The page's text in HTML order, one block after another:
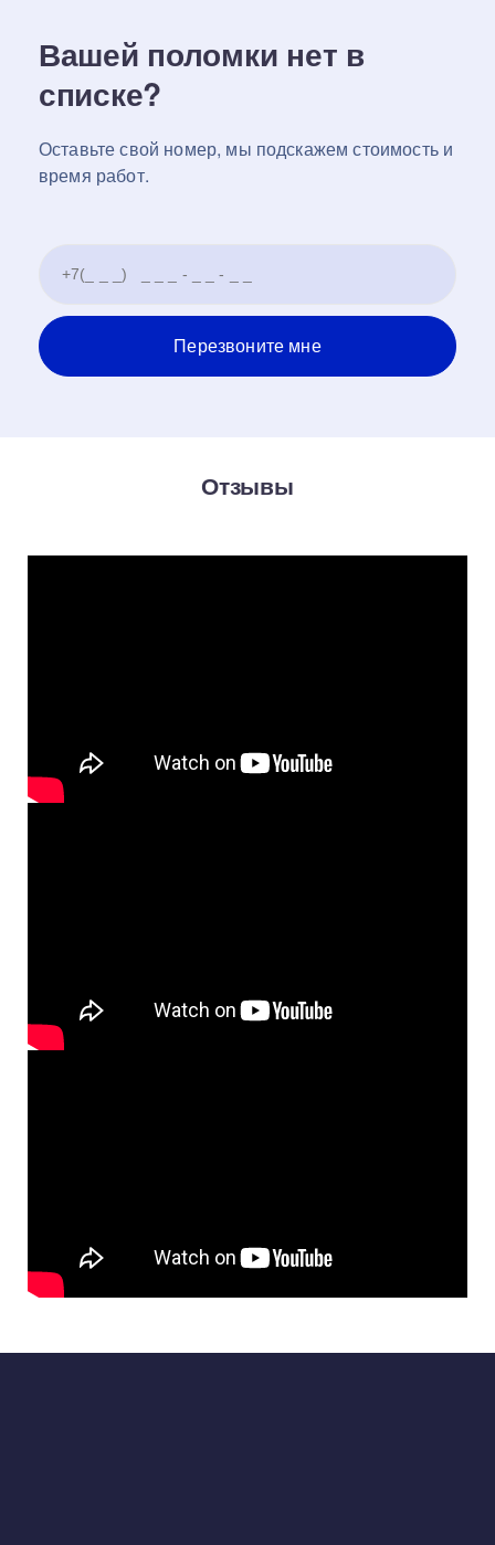
Вашей поломки нет в
списке?
Оставьте свой номер, мы подскажем стоимость и
время работ.
Отзывы